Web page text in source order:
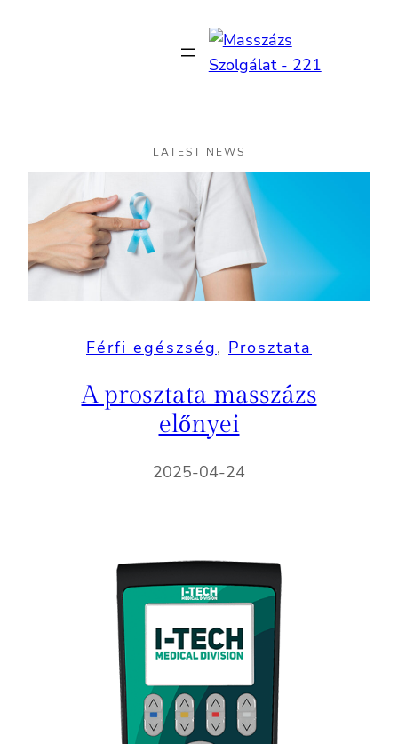
LATEST NEWS
Férfi egészség, Prosztata
A prosztata masszázs
előnyei
2025-04-24